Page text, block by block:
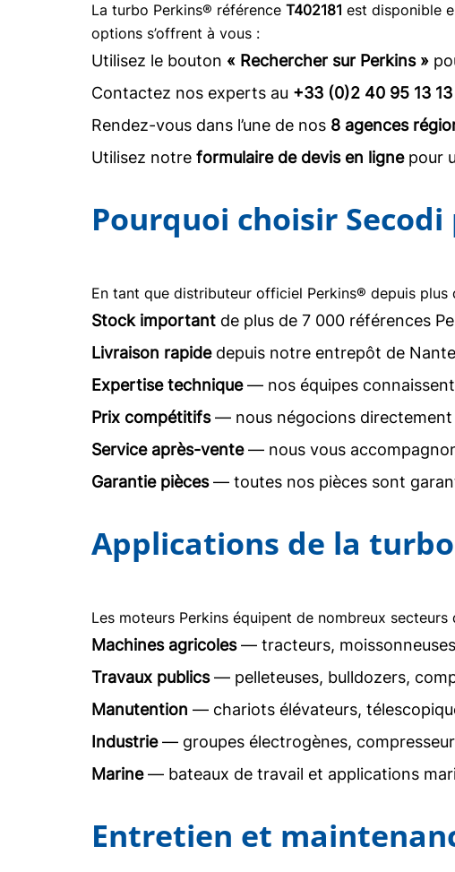
La turbo Perkins® référence T402181 est disponible
options s’offrent à vous :
Utilisez le bouton « Rechercher sur Perkins »
Contactez nos experts au +33 (0)2 40 95 13 13
Rendez-vous dans l’une de nos 8 agences
Utilisez notre formulaire de devis en lignepour
Pourquoi choisir
En tant que distributeur officiel Perkins® depuis
Stock important de plus de 7 000 références
Livraison rapidedepuis notre entrepôt de
Expertise technique— nos équipes
Prix compétitifs— nous négocions directement
Service après-vente— nous vous
Garantie pièces— toutes nos pièces sont
Applications de la
Les moteurs Perkins équipent de nombreux secteurs
Machines agricoles— tracteurs,
Travaux publics— pelleteuses, bulldozers,
Manutention — chariots élévateurs,
Industrie— groupes électrogènes,
Marine— bateaux de travail et applications
Entretien et